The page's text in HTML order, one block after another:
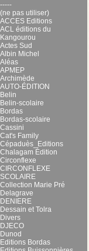
-----
(ne pas utiliser)
ACCES Editions
ACL éditions du
Kangourou
Actes Sud
Albin Michel
Aléas
APMEP
Archimède
AUTO-ÉDITION
Belin
Belin-scolaire
Bordas
Bordas-scolaire
Cassini
Cat's Family
Cépaduès_Editions
Chalagam Édition
Circonflexe
CIRCONFLEXE
SCOLAIRE
Collection Marie Pré
Delagrave
DENIERE
Dessain et Tolra
Divers
DJECO
Dunod
Editions Bordas